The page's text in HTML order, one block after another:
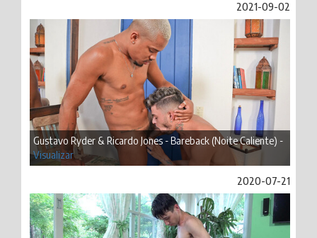
2021-09-02
Gustavo Ryder & Ricardo Jones - Bareback (Noite Caliente) -
Visualizar
2020-07-21